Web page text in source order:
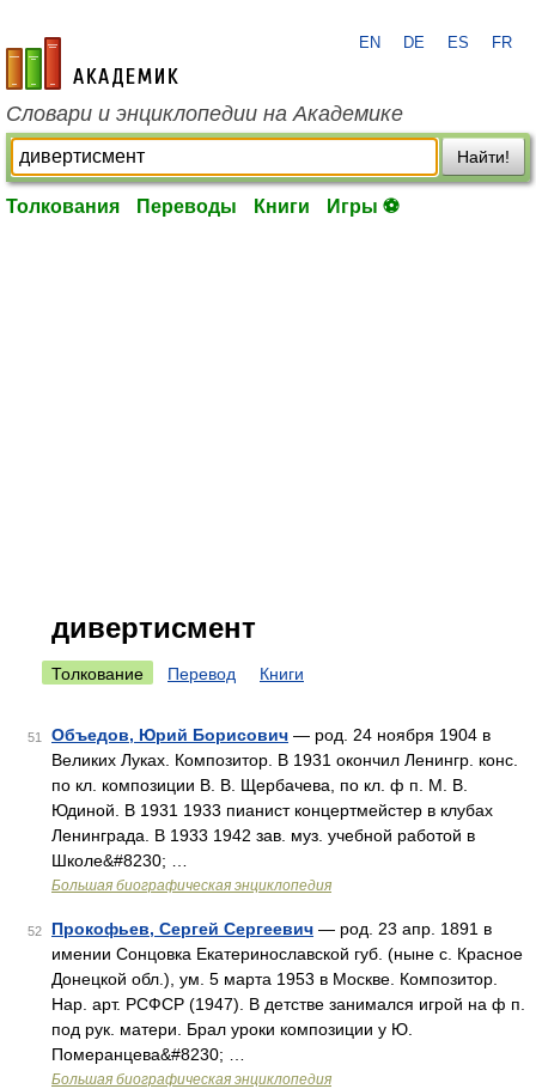
academic.ru
EN DE ES FR
Словари и энциклопедии на Академике
Найти!
Толкования Переводы Книги Игры ⚽
дивертисмент
Толкование Перевод Книги
51 Объедов, Юрий Борисович — род. 24 ноября 1904 в
Великих Луках. Композитор. В 1931 окончил Ленингр. конс.
по кл. композиции В. В. Щербачева, по кл. ф п. М. В.
Юдиной. В 1931 1933 пианист концертмейстер в клубах
Ленинграда. В 1933 1942 зав. муз. учебной работой в
Школе&#8230; …
Большая биографическая энциклопедия
52 Прокофьев, Сергей Сергеевич — род. 23 апр. 1891 в
имении Сонцовка Екатеринославской губ. (ныне с. Красное
Донецкой обл.), ум. 5 марта 1953 в Москве. Композитор.
Нар. арт. РСФСР (1947). В детстве занимался игрой на ф п.
под рук. матери. Брал уроки композиции у Ю.
Померанцева&#8230; …
Большая биографическая энциклопедия